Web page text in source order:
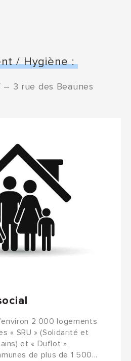
/ Hygiène :
3 rue des Beaunes
2 000 logements
« SRU » (Solidarité et
et « Duflot »,
de plus de 1 500...